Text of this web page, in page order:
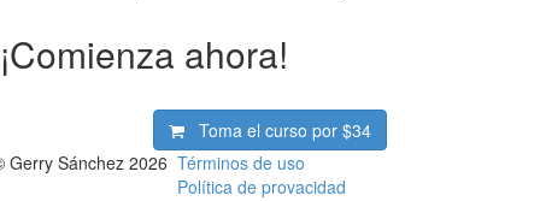
¡Comienza ahora!
Toma el curso por $34
Gerry Sánchez 2026 Términos de uso
Política de provacidad